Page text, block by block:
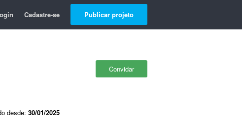
Cadastre-se Publicar projeto
Convidar
desde: 30/01/2025